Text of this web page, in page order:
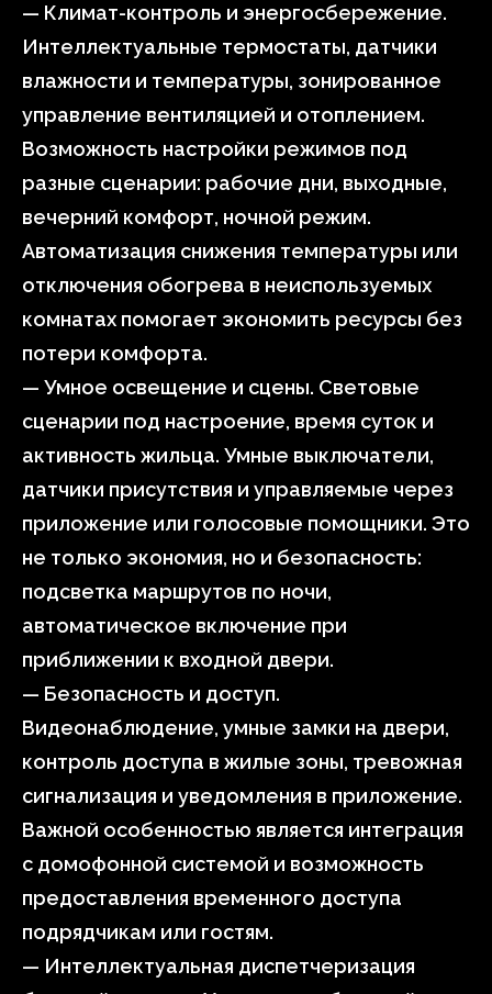
— Климат-контроль и энергосбережение.
Интеллектуальные термостаты, датчики
влажности и температуры, зонированное
управление вентиляцией и отоплением.
Возможность настройки режимов под
разные сценарии: рабочие дни, выходные,
вечерний комфорт, ночной режим.
Автоматизация снижения температуры или
отключения обогрева в неиспользуемых
комнатах помогает экономить ресурсы без
потери комфорта.
— Умное освещение и сцены. Световые
сценарии под настроение, время суток и
активность жильца. Умные выключатели,
датчики присутствия и управляемые через
приложение или голосовые помощники. Это
не только экономия, но и безопасность:
подсветка маршрутов по ночи,
автоматическое включение при
приближении к входной двери.
— Безопасность и доступ.
Видеонаблюдение, умные замки на двери,
контроль доступа в жилые зоны, тревожная
сигнализация и уведомления в приложение.
Важной особенностью является интеграция
с домофонной системой и возможность
предоставления временного доступа
подрядчикам или гостям.
— Интеллектуальная диспетчеризация